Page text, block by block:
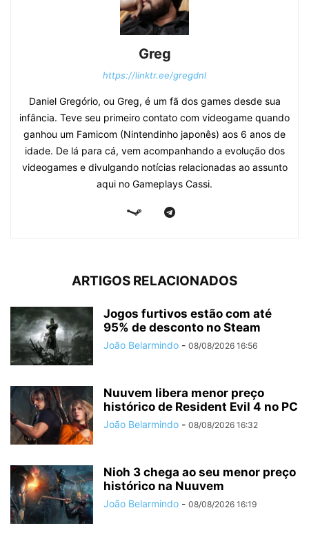
Greg
https://linktr.ee/gregdnl
Daniel Gregório, ou Greg, é um fã dos games desde sua
infância. Teve seu primeiro contato com videogame quando
ganhou um Famicom (Nintendinho japonês) aos 6 anos de
idade. De lá para cá, vem acompanhando a evolução dos
videogames e divulgando notícias relacionadas ao assunto
aqui no Gameplays Cassi.
ARTIGOS RELACIONADOS
Jogos furtivos estão com até
95% de desconto no Steam
João Belarmindo - 08/08/2026 16:56
Nuuvem libera menor preço
histórico de Resident Evil 4 no PC
João Belarmindo - 08/08/2026 16:32
Nioh 3 chega ao seu menor preço
histórico na Nuuvem
João Belarmindo - 08/08/2026 16:19